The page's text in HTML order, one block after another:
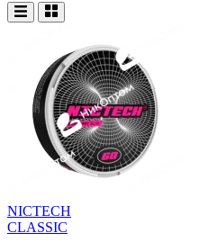
NICTECH
CLASSIC